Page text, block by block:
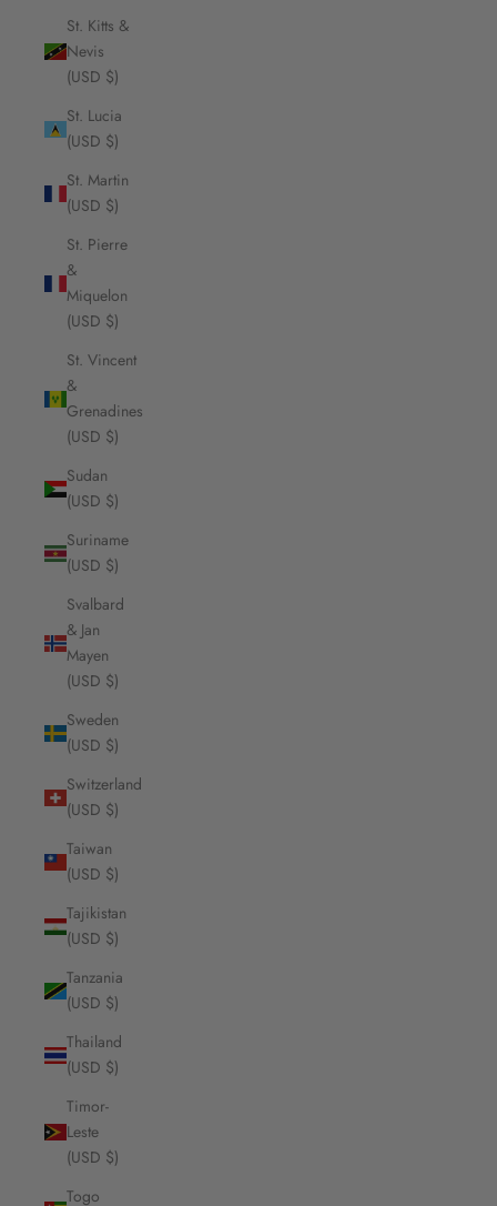
St. Kitts &
Nevis
(USD $)
St. Lucia
(USD $)
St. Martin
(USD $)
St. Pierre
&
Miquelon
(USD $)
St. Vincent
&
Grenadines
(USD $)
Sudan
(USD $)
Suriname
(USD $)
Svalbard
& Jan
Mayen
(USD $)
Sweden
(USD $)
Switzerland
(USD $)
Taiwan
(USD $)
Tajikistan
(USD $)
Tanzania
(USD $)
Thailand
(USD $)
Timor-
Leste
(USD $)
Togo